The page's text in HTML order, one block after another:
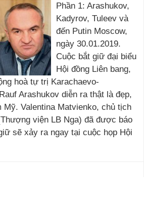
Phần 1: Arashukov,
Kadyrov, Tuleev và
đến Putin Moscow,
ngày 30.01.2019.
Cuộc bắt giữ đại biểu
Hội đồng Liên bang,
hoà tự trị Karachaevo-
Arashukov diễn ra thật là đẹp,
Valentina Matvienko, chủ tịch
viện LB Nga) đã được báo
sẽ xảy ra ngay tại cuộc họp Hội